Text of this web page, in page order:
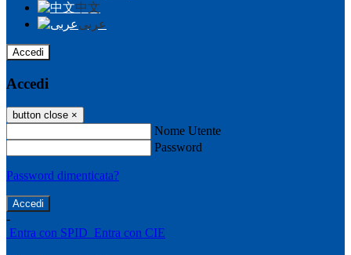
中文
عربى
Accedi
Accedi
button close ×
Nome Utente
Password
Password dimenticata?
-
Entra con SPID Entra con CIE